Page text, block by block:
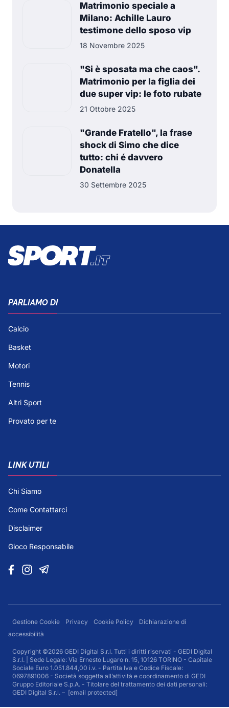
Matrimonio speciale a
Milano: Achille Lauro
testimone dello sposo vip
18 Novembre 2025
"Si è sposata ma che caos".
Matrimonio per la figlia dei
due super vip: le foto rubate
21 Ottobre 2025
"Grande Fratello", la frase
shock di Simo che dice
tutto: chi é davvero
Donatella
30 Settembre 2025
PARLIAMO DI
Calcio
Basket
Motori
Tennis
Altri Sport
Provato per te
LINK UTILI
Chi Siamo
Come Contattarci
Disclaimer
Gioco Responsabile
Gestione Cookie Privacy Cookie Policy
Dichiarazione di
accessibilità
Copyright ©2026 GEDI Digital S.r.l. Tutti i diritti riservati - GEDI Digital
S.r.l. | Sede Legale: Via Ernesto Lugaro n. 15, 10126 TORINO - Capitale
Sociale Euro 1.051.844,00 i.v. - Partita Iva e Codice Fiscale:
0697891006 - Società soggetta all’attività e coordinamento di GEDI
Gruppo Editoriale S.p.A. - Titolare del trattamento dei dati personali:
GEDI Digital S.r.l. – [email protected]